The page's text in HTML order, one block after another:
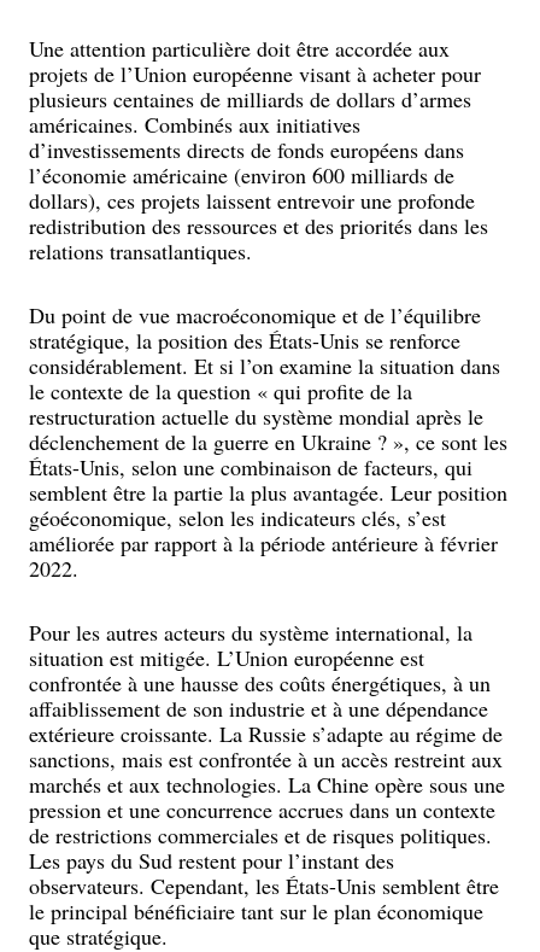
Une attention particulière doit être accordée aux
projets de l’Union européenne visant à acheter pour
plusieurs centaines de milliards de dollars d’armes
américaines. Combinés aux initiatives
d’investissements directs de fonds européens dans
l’économie américaine (environ 600 milliards de
dollars), ces projets laissent entrevoir une profonde
redistribution des ressources et des priorités dans les
relations transatlantiques.
Du point de vue macroéconomique et de l’équilibre
stratégique, la position des États-Unis se renforce
considérablement. Et si l’on examine la situation dans
le contexte de la question « qui profite de la
restructuration actuelle du système mondial après le
déclenchement de la guerre en Ukraine ? », ce sont les
États-Unis, selon une combinaison de facteurs, qui
semblent être la partie la plus avantagée. Leur position
géoéconomique, selon les indicateurs clés, s’est
améliorée par rapport à la période antérieure à février
2022.
Pour les autres acteurs du système international, la
situation est mitigée. L’Union européenne est
confrontée à une hausse des coûts énergétiques, à un
affaiblissement de son industrie et à une dépendance
extérieure croissante. La Russie s’adapte au régime de
sanctions, mais est confrontée à un accès restreint aux
marchés et aux technologies. La Chine opère sous une
pression et une concurrence accrues dans un contexte
de restrictions commerciales et de risques politiques.
Les pays du Sud restent pour l’instant des
observateurs. Cependant, les États-Unis semblent être
le principal bénéficiaire tant sur le plan économique
que stratégique.